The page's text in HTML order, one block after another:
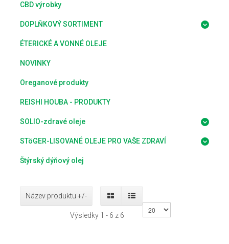
CBD výrobky
DOPLŇKOVÝ SORTIMENT
ÉTERICKÉ A VONNÉ OLEJE
NOVINKY
Oreganové produkty
REISHI HOUBA - PRODUKTY
SOLIO-zdravé oleje
STöGER-LISOVANÉ OLEJE PRO VAŠE ZDRAVÍ
Štýrský dýňový olej
Název produktu +/-
Výsledky 1 - 6 z 6